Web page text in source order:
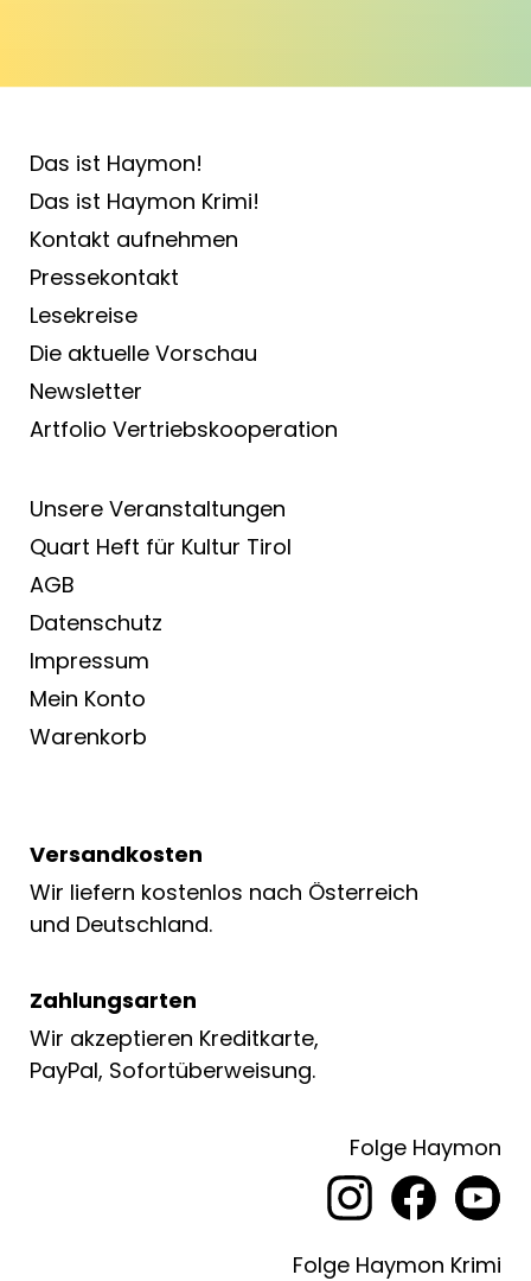
Das ist Haymon!
Das ist Haymon Krimi!
Kontakt aufnehmen
Pressekontakt
Lesekreise
Die aktuelle Vorschau
Newsletter
Artfolio Vertriebs­kooperation
Unsere Veranstaltungen
Quart Heft für Kultur Tirol
AGB
Datenschutz
Impressum
Mein Konto
Warenkorb
Versandkosten
Wir liefern kostenlos nach Österreich
und Deutschland.
Zahlungsarten
Wir akzeptieren Kreditkarte,
PayPal, Sofortüberweisung.
Folge Haymon
Folge Haymon Krimi